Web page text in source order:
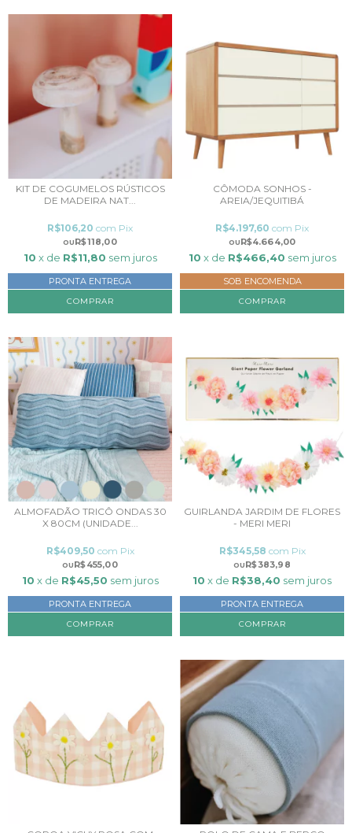
KIT DE COGUMELOS RÚSTICOS
DE MADEIRA NAT...
R$118,00
R$106,20 com Pix
10 x de R$11,80 sem juros
PRONTA ENTREGA
CÔMODA SONHOS -
AREIA/JEQUITIBÁ
R$4.664,00
R$4.197,60 com Pix
10 x de R$466,40 sem juros
SOB ENCOMENDA
COMPRAR
ALMOFADÃO TRICÔ ONDAS 30
X 80CM (UNIDADE...
R$455,00
R$409,50 com Pix
10 x de R$45,50 sem juros
PRONTA ENTREGA
COMPRAR
GUIRLANDA JARDIM DE FLORES
- MERI MERI
R$383,98
R$345,58 com Pix
10 x de R$38,40 sem juros
PRONTA ENTREGA